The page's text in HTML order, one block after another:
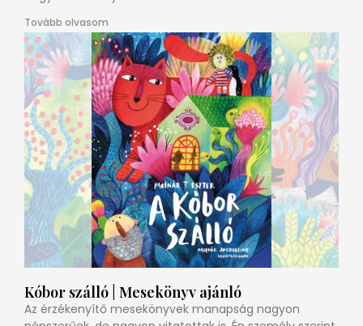
Tovább olvasom
Kóbor szálló | Mesekönyv ajánló
Az érzékenyítő mesekönyvek manapság nagyon